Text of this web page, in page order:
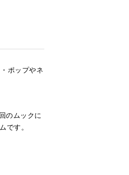
ポップやネ
のムックに
です。